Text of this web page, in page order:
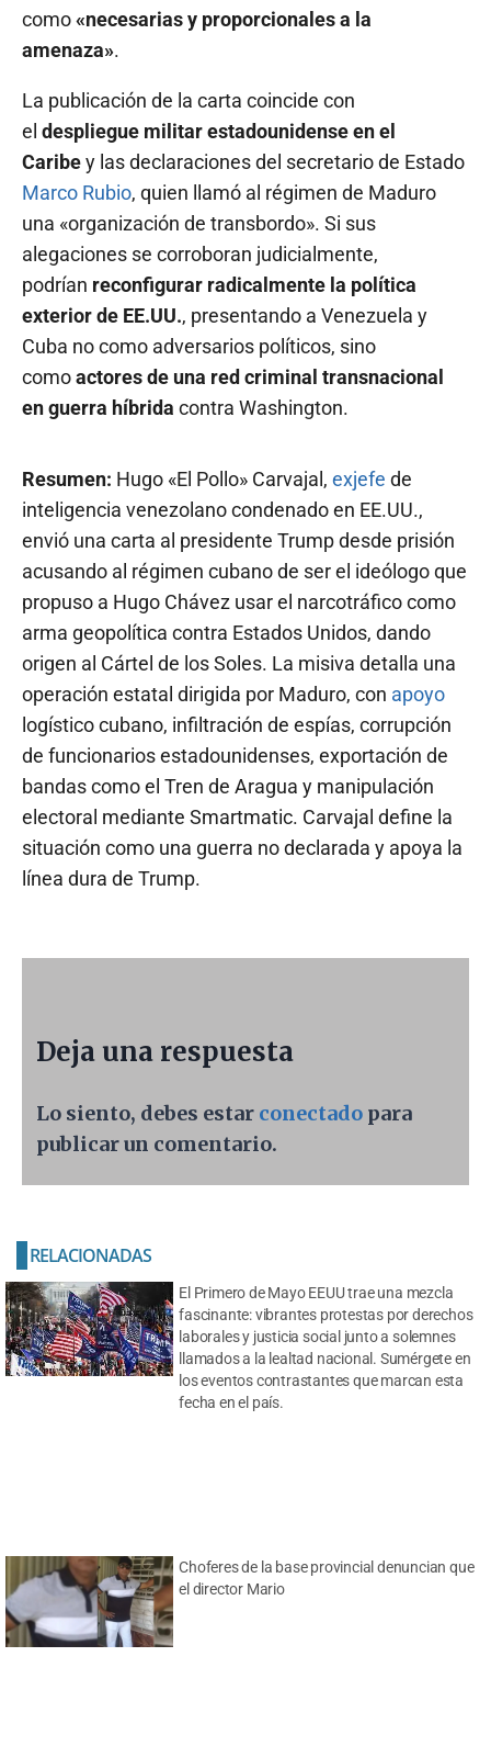
como«necesarias y proporcionales a la
amenaza».
La publicación de la carta coincide con
el despliegue militar estadounidense en el
Caribey las declaraciones del secretario de Estado
Marco Rubio, quien llamó al régimen de Maduro
una «organización de transbordo». Si sus
alegaciones se corroboran judicialmente,
podrían reconfigurar radicalmente la política
exterior de EE.UU., presentando a Venezuela y
Cuba no como adversarios políticos, sino
comoactores de una red criminal transnacional
en guerra híbrida contra Washington.
Resumen: Hugo «El Pollo» Carvajal, exjefe de
inteligencia venezolano condenado en EE.UU.,
envió una carta al presidente Trump desde prisión
acusando al régimen cubano de ser el ideólogo que
propuso a Hugo Chávez usar el narcotráfico como
arma geopolítica contra Estados Unidos, dando
origen al Cártel de los Soles. La misiva detalla una
operación estatal dirigida por Maduro, con apoyo
logístico cubano, infiltración de espías, corrupción
de funcionarios estadounidenses, exportación de
bandas como el Tren de Aragua y manipulación
electoral mediante Smartmatic. Carvajal define la
situación como una guerra no declarada y apoya la
línea dura de Trump.
Deja una respuesta
Lo siento, debes estar conectado para
publicar un comentario.
El Primero de Mayo EEUU trae una mezcla
fascinante: vibrantes protestas por derechos
laborales y justicia social junto a solemnes
llamados a la lealtad nacional. Sumérgete en
los eventos contrastantes que marcan esta
fecha en el país.
Choferes de la base provincial denuncian que
el director Mario
RELACIONADAS